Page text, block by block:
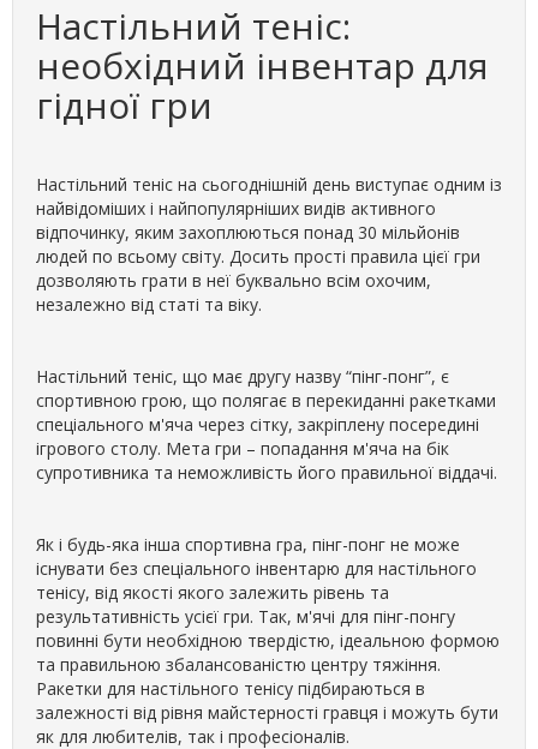
Настільний теніс:
необхідний інвентар для
гідної гри
Настільний теніс на сьогоднішній день виступає одним із
найвідоміших і найпопулярніших видів активного
відпочинку, яким захоплюються понад 30 мільйонів
людей по всьому світу. Досить прості правила цієї гри
дозволяють грати в неї буквально всім охочим,
незалежно від статі та віку.
Настільний теніс, що має другу назву “пінг-понг”, є
спортивною грою, що полягає в перекиданні ракетками
спеціального м'яча через сітку, закріплену посередині
ігрового столу. Мета гри – попадання м'яча на бік
супротивника та неможливість його правильної віддачі.
Як і будь-яка інша спортивна гра, пінг-понг не може
існувати без спеціального інвентарю для настільного
тенісу, від якості якого залежить рівень та
результативність усієї гри. Так, м'ячі для пінг-понгу
повинні бути необхідною твердістю, ідеальною формою
та правильною збалансованістю центру тяжіння.
Ракетки для настільного тенісу підбираються в
залежності від рівня майстерності гравця і можуть бути
як для любителів, так і професіоналів.